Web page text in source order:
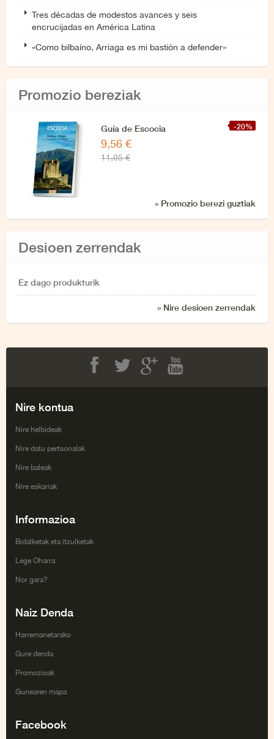
Tres décadas de modestos avances y seis
encrucijadas en América Latina
«Como bilbaíno, Arriaga es mi bastión a defender»
Promozio bereziak
-20%
Guía de Escocia
9,56 €
11,95 €
» Promozio berezi guztiak
Desioen zerrendak
Ez dago produkturik
» Nire desioen zerrendak
Nire kontua
Nire helbideak
Nire datu pertsonalak
Nire baleak
Nire eskariak
Informazioa
Bidalketak eta itzulketak
Lege Oharra
Nor gara?
Naiz Denda
Harremanetarako
Gure denda
Promozioak
Gunearen mapa
Facebook